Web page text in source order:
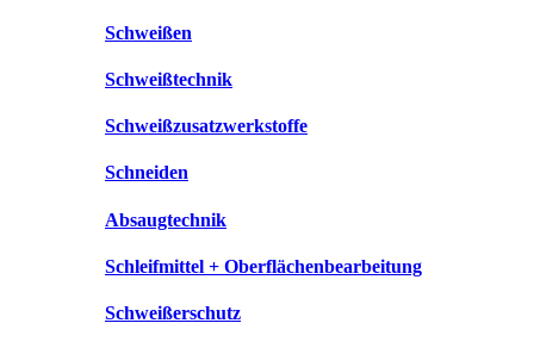
Schweißen
Schweißtechnik
Schweißzusatzwerkstoffe
Schneiden
Absaugtechnik
Schleifmittel + Oberflächenbearbeitung
Schweißerschutz